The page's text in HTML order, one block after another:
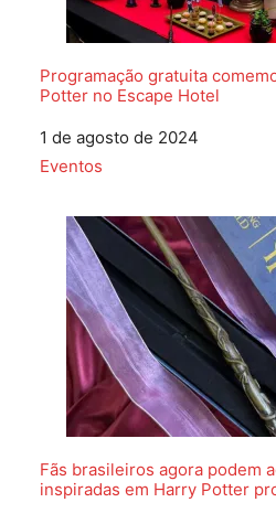
Programação gratuita
Potter no Escape Hotel
Data
1 de agosto de 2024
Em relação a
Eventos
Fãs brasileiros agora podem
inspiradas em Harry Potter